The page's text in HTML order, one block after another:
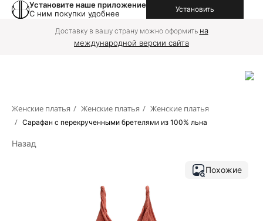
Установите наше приложение
С ним покупки удобнее
Установить
Доставку в вашу страну можно оформить на
международной версии сайта
Женские платья / Женские платья / Женские платья
/ Сарафан с перекрученными бретелями из 100% льна
Назад
Похожие